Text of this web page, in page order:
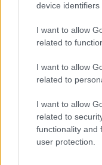
device identifiers
I want to allow
related to
I want to allow
related to
I want to allow
related to
functionality and
user protection.
Auto in fiamme: